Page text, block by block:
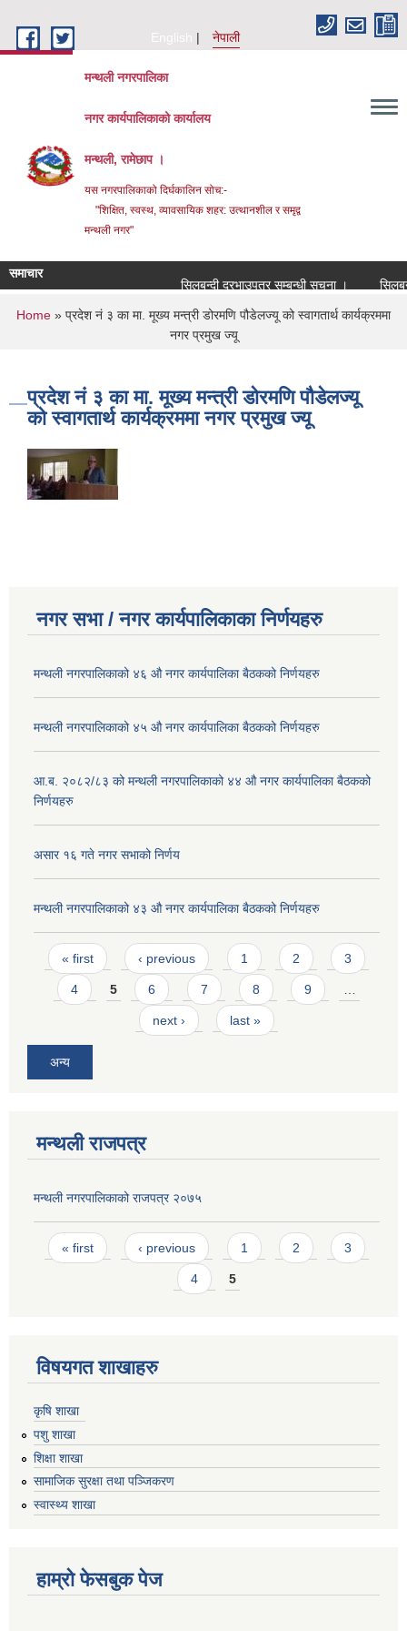
English
नेपाली
मन्थली नगरपालिका
नगर कार्यपालिकाको कार्यालय
मन्थली, रामेछाप ।
यस नगरपालिकाको दिर्घकालिन सोच:-
"शिक्षित, स्वस्थ, व्यावसायिक शहर: उत्थानशील र समृद्व
मन्थली नगर"
समाचार
सिलबन्दी दरभाउपत्र सम्बन्धी सूचना ।
You are here
Home » प्रदेश नं ३ का मा. मूख्य मन्त्री डोरमणि पौडेलज्यू को स्वागतार्थ कार्यक्रममा
नगर प्रमुख ज्यू
प्रदेश नं ३ का मा. मूख्य मन्त्री डोरमणि पौडेलज्यू
को स्वागतार्थ कार्यक्रममा नगर प्रमुख ज्यू
नगर सभा / नगर कार्यपालिकाका निर्णयहरु
मन्थली नगरपालिकाको ४६ औ नगर कार्यपालिका बैठकको निर्णयहरु
मन्थली नगरपालिकाको ४५ औ नगर कार्यपालिका बैठकको निर्णयहरु
आ.ब. २०८२/८३ को मन्थली नगरपालिकाको ४४ औ नगर कार्यपालिका बैठकको
निर्णयहरु
असार १६ गते नगर सभाको निर्णय
मन्थली नगरपालिकाको ४३ औ नगर कार्यपालिका बैठकको निर्णयहरु
Pages
« first ‹ previous 1 2 3
4 5 6 7 8 9
next › last »
अन्य
मन्थली राजपत्र
मन्थली नगरपालिकाको राजपत्र २०७५
Pages
« first ‹ previous 1 2 3
4 5
विषयगत शाखाहरु
कृषि शाखा
पशु शाखा
शिक्षा शाखा
सामाजिक सुरक्षा तथा पञ्जिकरण
स्वास्थ्य शाखा
हाम्रो फेसबुक पेज